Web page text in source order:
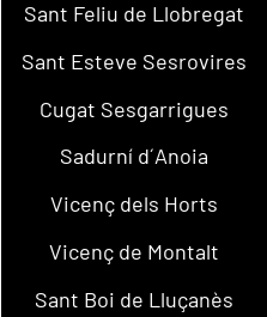
Sant Feliu de Llobregat
Sant Esteve Sesrovires
Cugat Sesgarrigues
Sadurní d´Anoia
Vicenç dels Horts
Vicenç de Montalt
Sant Boi de Lluçanès